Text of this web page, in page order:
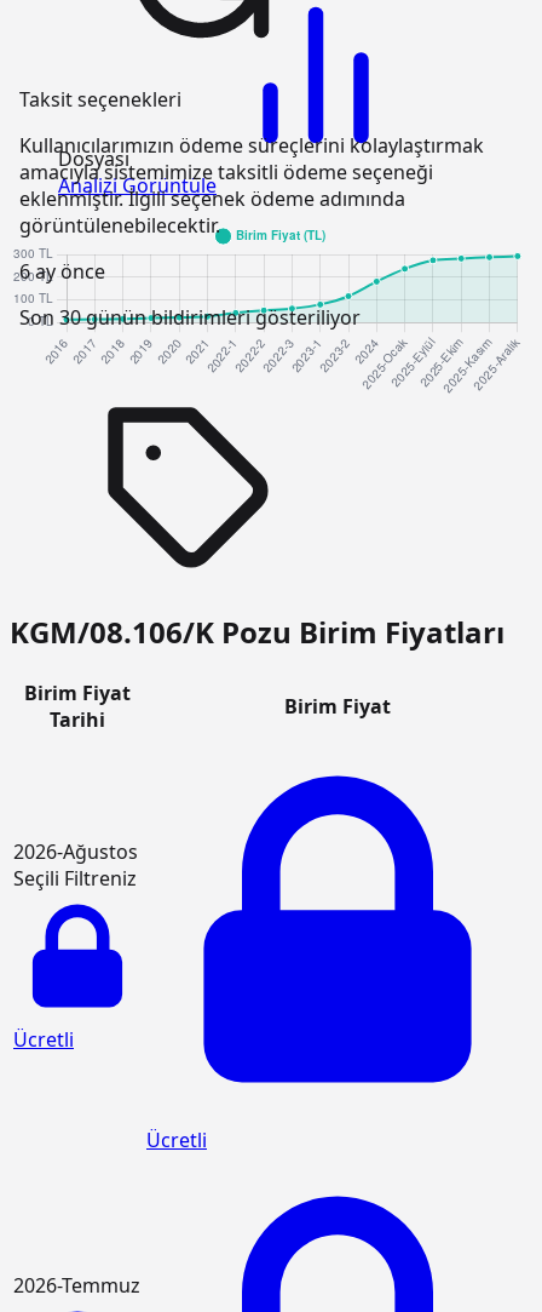
Taksit seçenekleri
Kullanıcılarımızın ödeme süreçlerini kolaylaştırmak
amacıyla sistemimize taksitli ödeme seçeneği
eklenmiştir. İlgili seçenek ödeme adımında
görüntülenebilecektir.
6 ay önce
Son 30 günün bildirimleri gösteriliyor
Dosyası
Analizi Görüntüle
KGM/08.106/K Pozu Birim Fiyatları
Birim Fiyat
Tarihi
Birim Fiyat
2026-Ağustos
Seçili Filtreniz
Ücretli
Ücretli
2026-Temmuz